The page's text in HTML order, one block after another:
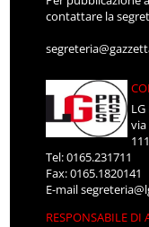
contattare la
LG
via
Tel: 0165.231711
Fax: 0165.1820141
E-mail
RESPONSABILE DI